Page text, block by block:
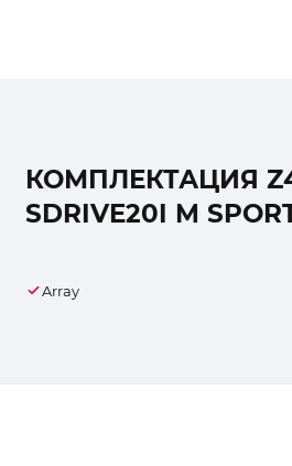
КОМПЛЕКТАЦИЯ
SDRIVE20I M
Array